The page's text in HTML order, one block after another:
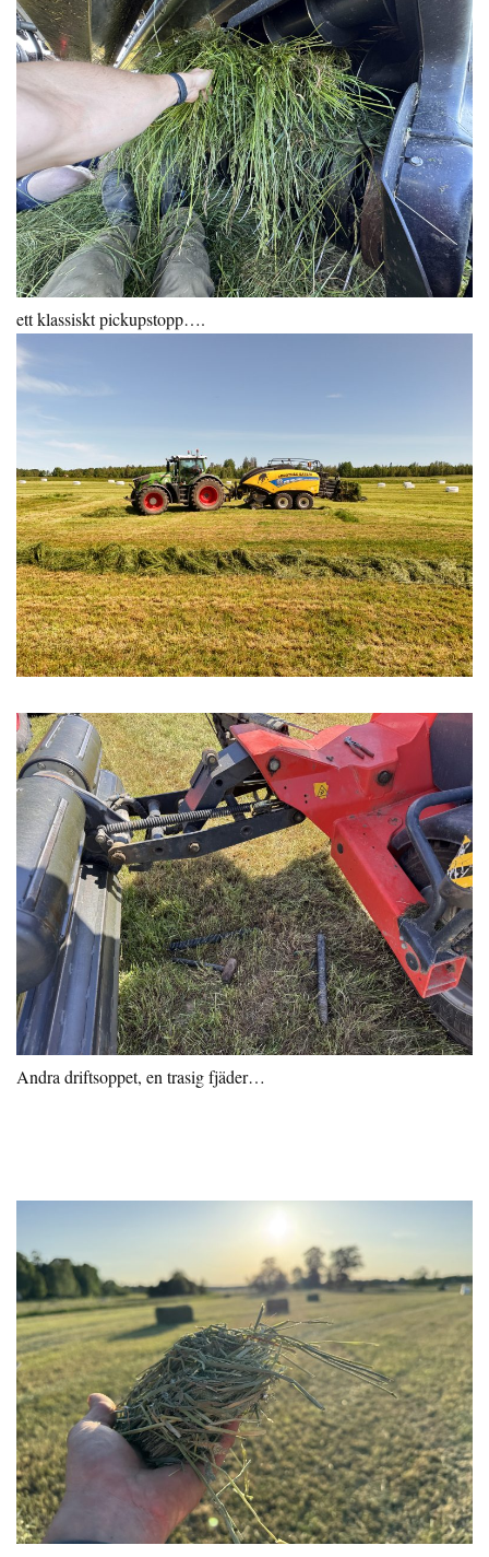
ett klassiskt pickupstopp….
Andra driftsoppet, en trasig fjäder…